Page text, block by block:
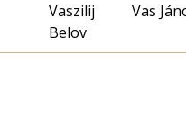
Vaszilij
Belov
Vas